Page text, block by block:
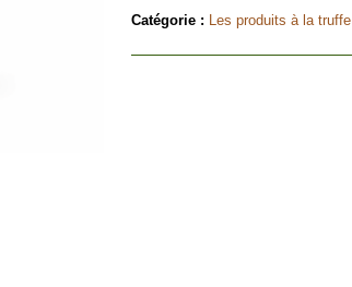
Catégorie : Les produits à la truffe